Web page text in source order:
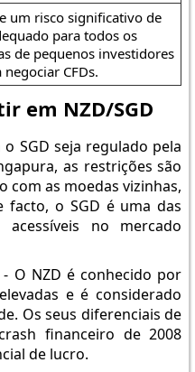
um risco significativo de
para todos os
de pequenos investidores
CFDs.
em NZD/SGD
SGD seja regulado pela
as restrições são
com as moedas vizinhas,
facto, o SGD é uma das
acessíveis no mercado
- O NZD é conhecido por
e é considerado
Os seus diferenciais de
financeiro de 2008
de lucro.